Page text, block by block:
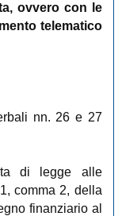
ovvero con le
telematico
nn. 26 e 27
di legge alle
comma 2, della
finanziario al